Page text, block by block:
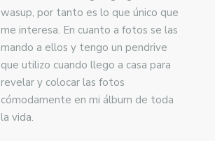
wasup, por tanto es lo que único que
me interesa. En cuanto a fotos se las
mando a ellos y tengo un pendrive
que utilizo cuando llego a casa para
revelar y colocar las fotos
cómodamente en mi álbum de toda
la vida.